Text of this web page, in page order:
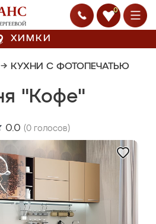
0
ХИМКИ
→ КУХНИ С ФОТОПЕЧАТЬЮ
"Кофе"
0.0 (0 голосов)